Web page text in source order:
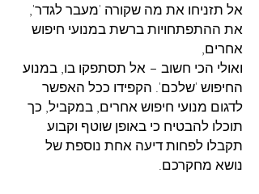
אל תזניחו את מה שקורה 'מעבר לגדר',
את ההתפתחויות ברשת במנועי חיפוש
אחרים,
ואולי הכי חשוב – אל תסתפקו בו, במנוע
החיפוש 'שלכם'. הקפידו ככל האפשר
לדגום מנועי חיפוש אחרים, במקביל, כך
תוכלו להבטיח כי באופן שוטף וקבוע
תקבלו לפחות דיעה אחת נוספת של
נושא מחקרכם.